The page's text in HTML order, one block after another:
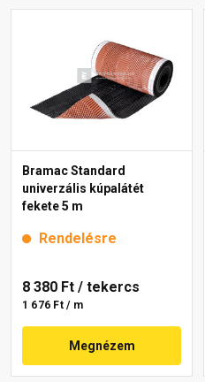
Bramac Standard
univerzális kúpalátét
fekete 5 m
Rendelésre
8 380 Ft / tekercs
1 676 Ft / m
Megnézem